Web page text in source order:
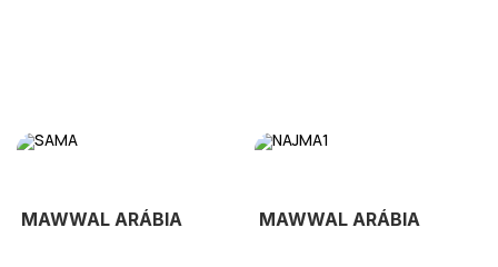
MAWWAL ARÁBIA MAWWAL ARÁBIA